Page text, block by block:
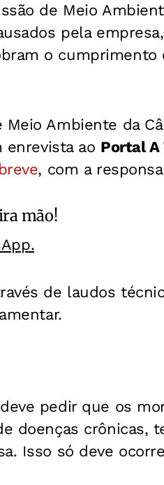
de Meio
pela
o
Ambiente da
enrevista ao Portal A
, com a
mão!
de laudos
pedir que os
doenças crônicas,
Isso só deve